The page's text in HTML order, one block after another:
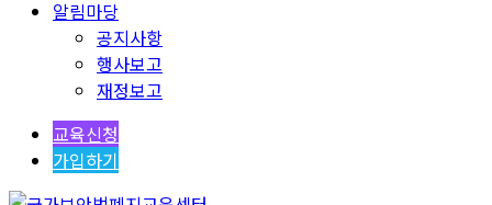
알림마당
공지사항
행사보고
재정보고
교육신청
가입하기